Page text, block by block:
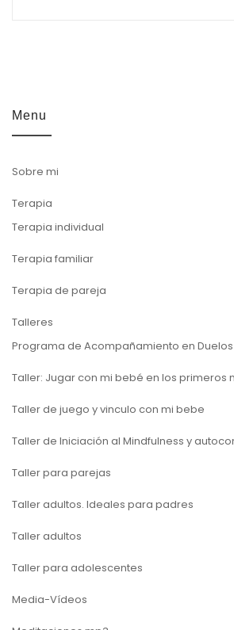
Menu
Sobre mi
Terapia
Terapia individual
Terapia familiar
Terapia de pareja
Talleres
Programa de Acompañamiento en Duelos
Taller: Jugar con mi bebé en los primeros
Taller de juego y vinculo con mi bebe
Taller de Iniciación al Mindfulness y
Taller para parejas
Taller adultos. Ideales para padres
Taller adultos
Taller para adolescentes
Media-Vídeos